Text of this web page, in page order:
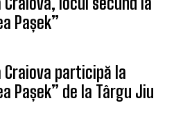
Pașek”
Craiova participă la
Pașek” de la Târgu Jiu